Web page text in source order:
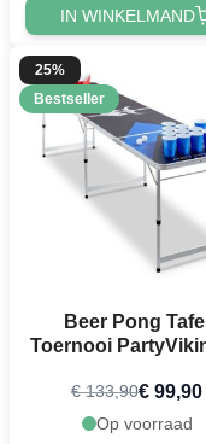
IN WINKELMAND
25%
Bestseller
Beer Pong Tafel
Toernooi
€ 133,90€ 99,90
Op voorraad